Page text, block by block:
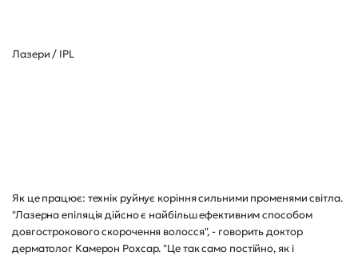
Лазери / IPL
Як це працює: технік руйнує коріння сильними променями світла.
"Лазерна епіляція дійсно є найбільш ефективним способом
довгострокового скорочення волосся", - говорить доктор
дерматолог Камерон Рохсар. "Це так само постійно, як і